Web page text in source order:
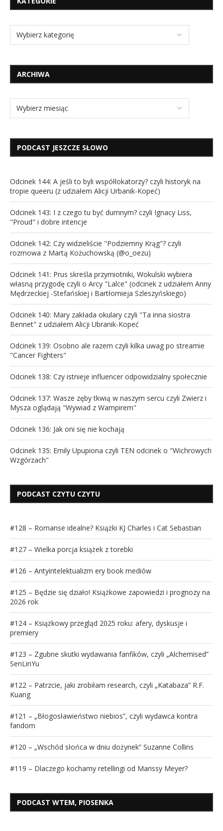
ARCHIWA
PODCAST JESZCZE SŁOWO
Odcinek 144: A jeśli to byli współlokatorzy? czyli historyk na
tropie queeru (z udziałem Alicji Urbanik-Kopeć)
Odcinek 143: I z czego tu być dumnym? czyli Ignacy Liss,
"Proud" i dobre intencje
Odcinek 142: Czy widzieliście "Podziemny Krąg"? czyli
rozmowa z Martą Kożuchowską (@o_oezu)
Odcinek 141: Prus skreśla przymiotniki, Wokulski wybiera
własną przygodę czyli o Arcy "Lalce" (odcinek z udziałem Anny
Mędrzeckiej -Stefańskiej i Bartłomieja Szleszyńskiego)
Odcinek 140: Mary zakłada okulary czyli "Ta inna siostra
Bennet" z udziałem Alicji Ubranik-Kopeć
Odcinek 139: Osobno ale razem czyli kilka uwag po streamie
"Cancer Fighters"
Odcinek 138: Czy istnieje influencer odpowidzialny społecznie
Odcinek 137: Wasze zęby tkwią w naszym sercu czyli Zwierz i
Mysza oglądają "Wywiad z Wampirem"
Odcinek 136: Jak oni się nie kochają
Odcinek 135: Emily Upupiona czyli TEN odcinek o "Wichrowych
Wzgórzach"
PODCAST CZYTU CZYTU
#128 – Romanse idealne? Książki KJ Charles i Cat Sebastian
#127 – Wielka porcja książek z torebki
#126 – Antyintelektualizm ery book mediów
#125 – Będzie się działo! Książkowe zapowiedzi i prognozy na
2026 rok
#124 – Książkowy przegląd 2025 roku: afery, dyskusje i
premiery
#123 – Zgubne skutki wydawania fanfików, czyli „Alchemised”
SenLinYu
#122 – Patrzcie, jaki zrobiłam research, czyli „Katabaza” R.F.
Kuang
#121 – „Błogosławieństwo niebios”, czyli wydawca kontra
fandom
#120 – „Wschód słońca w dniu dożynek” Suzanne Collins
#119 – Dlaczego kochamy retellingi od Marissy Meyer?
PODCAST WTEM, PIOSENKA